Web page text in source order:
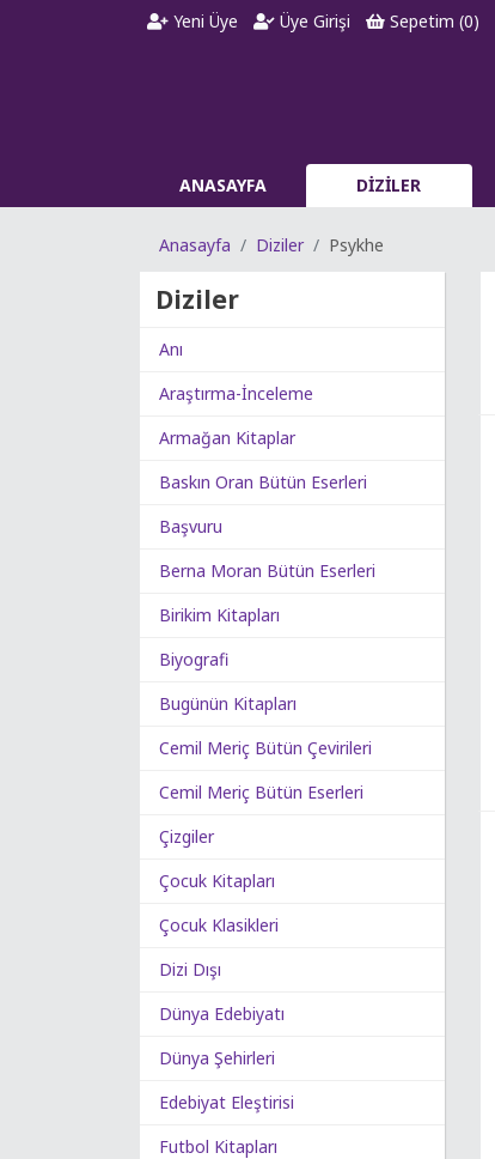
Yeni Üye Üye Girişi Sepetim (0)
ANASAYFA DİZİLER
Anasayfa Diziler Psykhe
Diziler
Anı
Araştırma-İnceleme
Armağan Kitaplar
Baskın Oran Bütün Eserleri
Başvuru
Berna Moran Bütün Eserleri
Birikim Kitapları
Biyografi
Bugünün Kitapları
Cemil Meriç Bütün Çevirileri
Cemil Meriç Bütün Eserleri
Çizgiler
Çocuk Kitapları
Çocuk Klasikleri
Dizi Dışı
Dünya Edebiyatı
Dünya Şehirleri
Edebiyat Eleştirisi
Futbol Kitapları